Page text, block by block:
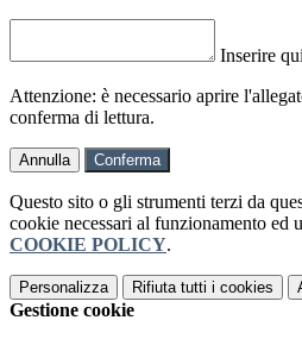
Inserire
Attenzione: è necessario aprire
conferma di lettura.
Annulla Conferma
Questo sito o gli strumenti terzi da
cookie necessari al funzionamento ed
COOKIE POLICY.
Personalizza Rifiuta tutti i cookies
Gestione cookie